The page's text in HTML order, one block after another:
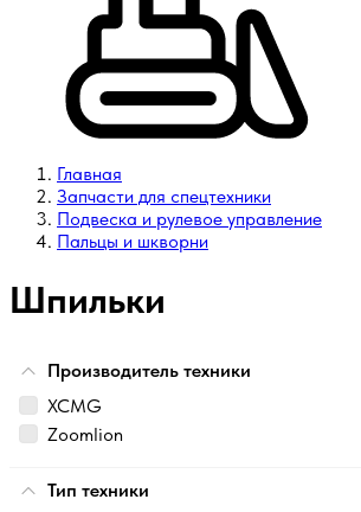
Главная
Запчасти для спецтехники
Подвеска и рулевое управление
Пальцы и шкворни
Шпильки
Производитель техники
XCMG
Zoomlion
Тип техники